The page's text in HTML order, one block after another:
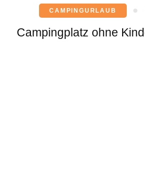
CAMPINGURLAUB
Campingplatz ohne